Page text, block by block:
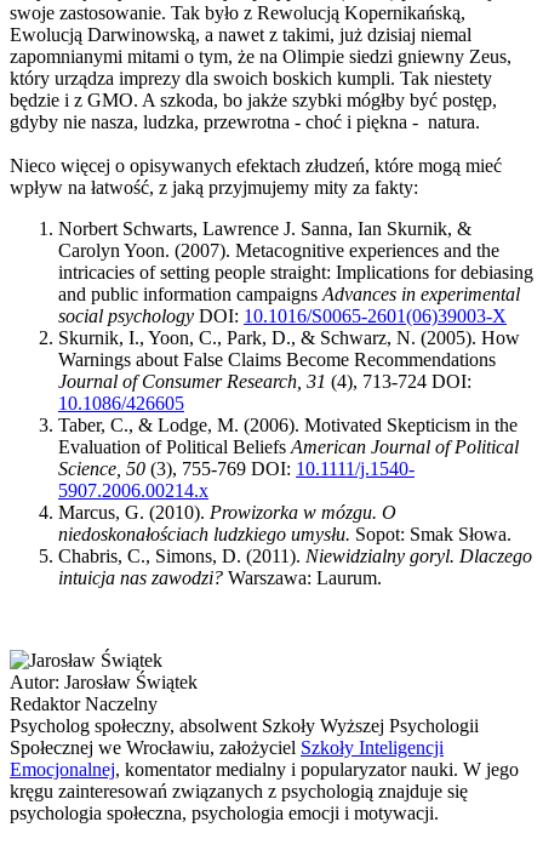
swoje zastosowanie. Tak było z Rewolucją Kopernikańską,
Ewolucją Darwinowską, a nawet z takimi, już dzisiaj niemal
zapomnianymi mitami o tym, że na Olimpie siedzi gniewny Zeus,
który urządza imprezy dla swoich boskich kumpli. Tak niestety
będzie i z GMO. A szkoda, bo jakże szybki mógłby być postęp,
gdyby nie nasza, ludzka, przewrotna - choć i piękna - natura.
Nieco więcej o opisywanych efektach złudzeń, które mogą mieć
wpływ na łatwość, z jaką przyjmujemy mity za fakty:
Norbert Schwarts, Lawrence J. Sanna, Ian Skurnik, &
Carolyn Yoon. (2007). Metacognitive experiences and the
intricacies of setting people straight: Implications for debiasing
and public information campaigns Advances in experimental
social psychology DOI: 10.1016/S0065-2601(06)39003-X
Skurnik, I., Yoon, C., Park, D., & Schwarz, N. (2005). How
Warnings about False Claims Become Recommendations
Journal of Consumer Research, 31 (4), 713-724 DOI:
10.1086/426605
Taber, C., & Lodge, M. (2006). Motivated Skepticism in the
Evaluation of Political Beliefs American Journal of Political
Science, 50 (3), 755-769 DOI: 10.1111/j.1540-
5907.2006.00214.x
Marcus, G. (2010). Prowizorka w mózgu. O
niedoskonałościach ludzkiego umysłu. Sopot: Smak Słowa.
Chabris, C., Simons, D. (2011). Niewidzialny goryl. Dlaczego
intuicja nas zawodzi? Warszawa: Laurum.
Autor: Jarosław Świątek
Redaktor Naczelny
Psycholog społeczny, absolwent Szkoły Wyższej Psychologii
Społecznej we Wrocławiu, założyciel Szkoły Inteligencji
Emocjonalnej, komentator medialny i popularyzator nauki. W jego
kręgu zainteresowań związanych z psychologią znajduje się
psychologia społeczna, psychologia emocji i motywacji.